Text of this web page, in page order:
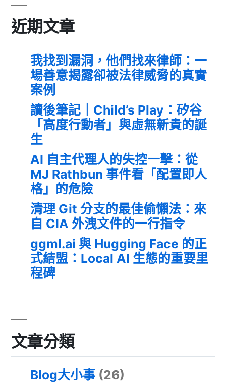
近期文章
我找到漏洞，他們找來律師：一
場善意揭露卻被法律威脅的真實
案例
讀後筆記｜Child’s Play：矽谷
「高度行動者」與虛無新貴的誕
生
AI 自主代理人的失控一擊：從
MJ Rathbun 事件看「配置即人
格」的危險
清理 Git 分支的最佳偷懶法：來
自 CIA 外洩文件的一行指令
ggml.ai 與 Hugging Face 的正
式結盟：Local AI 生態的重要里
程碑
文章分類
Blog大小事 (26)